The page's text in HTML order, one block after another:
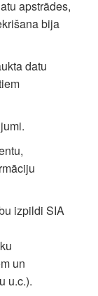
apstrādes,
bija
datu
izpildi SIA
un
u.c.).